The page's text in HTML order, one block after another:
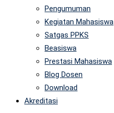
Pengumuman
Kegiatan Mahasiswa
Satgas PPKS
Beasiswa
Prestasi Mahasiswa
Blog Dosen
Download
Akreditasi